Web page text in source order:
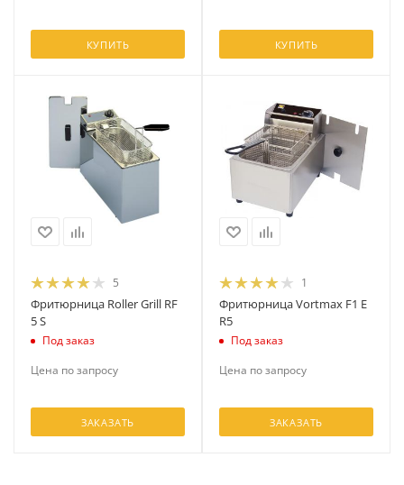
КУПИТЬ КУПИТЬ
5
Фритюрница Roller Grill RF
5 S
Под заказ
Цена по запросу
ЗАКАЗАТЬ
1
Фритюрница Vortmax F1 Е
R5
Под заказ
Цена по запросу
ЗАКАЗАТЬ